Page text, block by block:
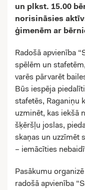
un plkst. 15.00
norisināsies
ģimenēm ar
Radošā apvienība
spēlēm un
varēs pārvarēt
Būs iespēja
stafetēs, Raganiņu
uzminēt, kas iekšā
šķēršļu joslas,
skaņas un uzzīmēt
– iemācīties
Pasākumu
radošā apvienība